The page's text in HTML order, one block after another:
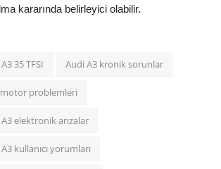
kararında belirleyici olabilir.
35 TFSI Audi A3 kronik sorunlar
motor problemleri
elektronik arızalar
kullanıcı yorumları